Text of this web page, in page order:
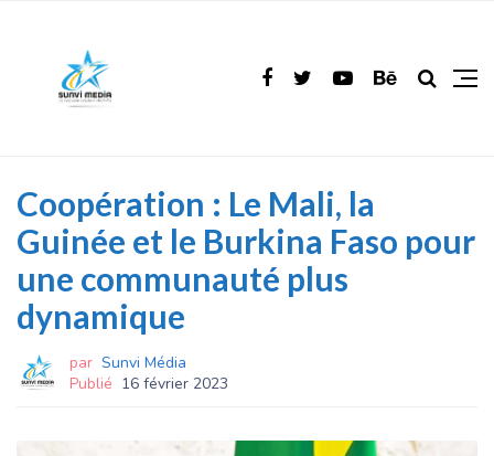
Coopération : Le Mali, la
Guinée et le Burkina Faso pour
une communauté plus
dynamique
par Sunvi Média
Publié 16 février 2023